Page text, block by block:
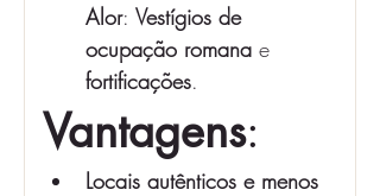
Alor: Vestígios de
ocupação romana e
fortificações.
Vantagens:
Locais autênticos e menos